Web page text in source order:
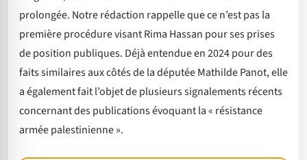
prolongée. Notre rédaction rappelle que ce n’est pas la
première procédure visant Rima Hassan pour ses prises
de position publiques. Déjà entendue en 2024 pour des
faits similaires aux côtés de la députée Mathilde Panot, elle
a également fait l’objet de plusieurs signalements récents
concernant des publications évoquant la « résistance
armée palestinienne ».